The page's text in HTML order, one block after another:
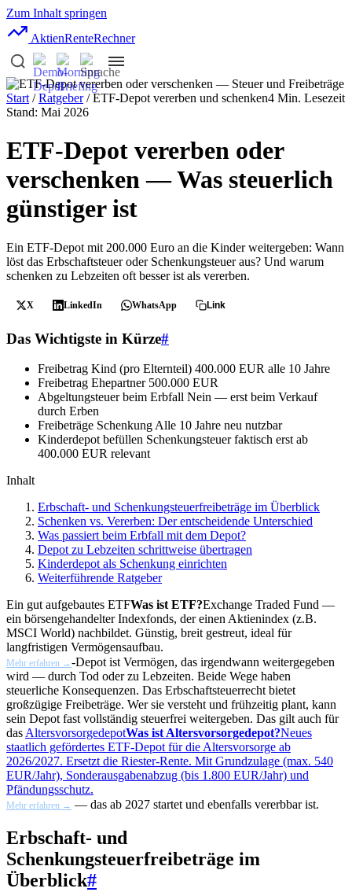
Zum Inhalt springen
AktienRenteRechner
Start /Ratgeber/ ETF-Depot vererben und schenken4 Min. Lesezeit
Stand: Mai 2026
ETF-Depot vererben oder
verschenken — Was steuerlich
günstiger ist
Ein ETF-Depot mit 200.000 Euro an die Kinder weitergeben: Wann
löst das Erbschaftsteuer oder Schenkungsteuer aus? Und warum
schenken zu Lebzeiten oft besser ist als vererben.
X LinkedIn WhatsApp Link
Das Wichtigste in Kürze#
Freibetrag Kind (pro Elternteil) 400.000 EUR alle 10 Jahre
Freibetrag Ehepartner 500.000 EUR
Abgeltungsteuer beim Erbfall Nein — erst beim Verkauf
durch Erben
Freibeträge Schenkung Alle 10 Jahre neu nutzbar
Kinderdepot befüllen Schenkungsteuer faktisch erst ab
400.000 EUR relevant
Inhalt
Erbschaft- und Schenkungsteuerfreibeträge im Überblick
Schenken vs. Vererben: Der entscheidende Unterschied
Was passiert beim Erbfall mit dem Depot?
Depot zu Lebzeiten schrittweise übertragen
Kinderdepot als Schenkung einrichten
Weiterführende Ratgeber
Ein gut aufgebautes ETFWas ist ETF?Exchange Traded Fund —
ein börsengehandelter Indexfonds, der einen Aktienindex (z.B.
MSCI World) nachbildet. Günstig, breit gestreut, ideal für
langfristigen Vermögensaufbau.
Mehr erfahren →-Depot ist Vermögen, das irgendwann weitergegeben
wird — durch Tod oder zu Lebzeiten. Beide Wege haben
steuerliche Konsequenzen. Das Erbschaftsteuerrecht bietet
großzügige Freibeträge. Wer sie versteht und frühzeitig plant, kann
sein Depot fast vollständig steuerfrei weitergeben. Das gilt auch für
das AltersvorsorgedepotWas ist Altersvorsorgedepot?Neues
staatlich gefördertes ETF-Depot für die Altersvorsorge ab
2026/2027. Ersetzt die Riester-Rente. Mit Grundzulage (max. 540
EUR/Jahr), Sonderausgabenabzug (bis 1.800 EUR/Jahr) und
Pfändungsschutz.
Mehr erfahren → — das ab 2027 startet und ebenfalls vererbbar ist.
Erbschaft- und
Schenkungsteuerfreibeträge im
Überblick#